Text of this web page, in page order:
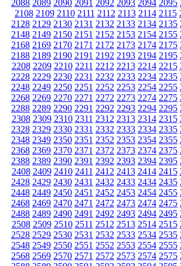
2088 2089 2090 2091 2092 2093 2094 2095
2108 2109 2110 2111 2112 2113 2114 2115
2128 2129 2130 2131 2132 2133 2134 2135
2148 2149 2150 2151 2152 2153 2154 2155
2168 2169 2170 2171 2172 2173 2174 2175
2188 2189 2190 2191 2192 2193 2194 2195
2208 2209 2210 2211 2212 2213 2214 2215
2228 2229 2230 2231 2232 2233 2234 2235
2248 2249 2250 2251 2252 2253 2254 2255
2268 2269 2270 2271 2272 2273 2274 2275
2288 2289 2290 2291 2292 2293 2294 2295
2308 2309 2310 2311 2312 2313 2314 2315
2328 2329 2330 2331 2332 2333 2334 2335
2348 2349 2350 2351 2352 2353 2354 2355
2368 2369 2370 2371 2372 2373 2374 2375
2388 2389 2390 2391 2392 2393 2394 2395
2408 2409 2410 2411 2412 2413 2414 2415
2428 2429 2430 2431 2432 2433 2434 2435
2448 2449 2450 2451 2452 2453 2454 2455
2468 2469 2470 2471 2472 2473 2474 2475
2488 2489 2490 2491 2492 2493 2494 2495
2508 2509 2510 2511 2512 2513 2514 2515
2528 2529 2530 2531 2532 2533 2534 2535
2548 2549 2550 2551 2552 2553 2554 2555
2568 2569 2570 2571 2572 2573 2574 2575